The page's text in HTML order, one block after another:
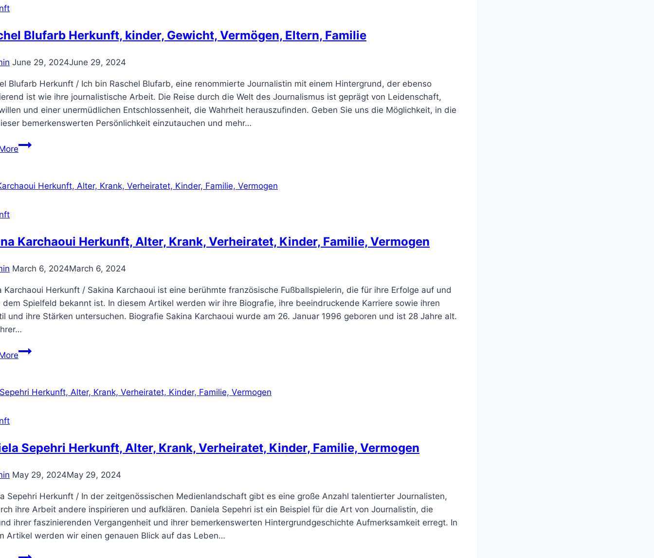
Blufarb Herkunft, kinder, Gewicht, Vermögen, Eltern, Familie
June 29, 2024June 29, 2024
Blufarb Herkunft / Ich bin Raschel Blufarb, eine renommierte Journalistin mit einem Hintergrund, der ebenso
ist wie ihre journalistische Arbeit. Die Reise durch die Welt des Journalismus ist geprägt von Leidenschaft,
und einer unermüdlichen Entschlossenheit, die Wahrheit herauszufinden. Geben Sie uns die Möglichkeit, in die
bemerkenswerten Persönlichkeit einzutauchen und mehr…
Raschel
kinder,
Familie
Karchaoui Herkunft, Alter, Krank, Verheiratet, Kinder, Familie, Vermogen
March 6, 2024March 6, 2024
Karchaoui Herkunft / Sakina Karchaoui ist eine berühmte französische Fußballspielerin, die für ihre Erfolge auf und
dem Spielfeld bekannt ist. In diesem Artikel werden wir ihre Biografie, ihre beeindruckende Karriere sowie ihren
und ihre Stärken untersuchen. Biografie Sakina Karchaoui wurde am 26. Januar 1996 geboren und ist 28 Jahre alt.
Sakina
Alter,
Familie,
Vermogen
Sepehri Herkunft, Alter, Krank, Verheiratet, Kinder, Familie, Vermogen
May 29, 2024May 29, 2024
Sepehri Herkunft / In der zeitgenössischen Medienlandschaft gibt es eine große Anzahl talentierter Journalisten,
ihre Arbeit andere inspirieren und aufklären. Daniela Sepehri ist ein Beispiel für die Art von Journalistin, die
ihrer faszinierenden Vergangenheit und ihrer bemerkenswerten Hintergrundgeschichte Aufmerksamkeit erregt. In
Artikel werden wir einen genauen Blick auf das Leben…